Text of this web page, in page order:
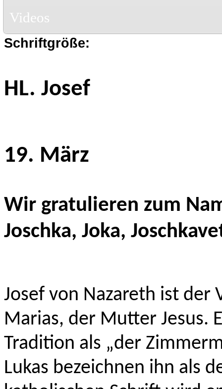
Videos
Schriftgröße:
HL. Josef
19. März
Wir gratulieren zum
Joschka, Joka,
Josef von Nazareth ist der
Marias, der Mutter Jesus.
Tradition als „der
Lukas bezeichnen ihn als